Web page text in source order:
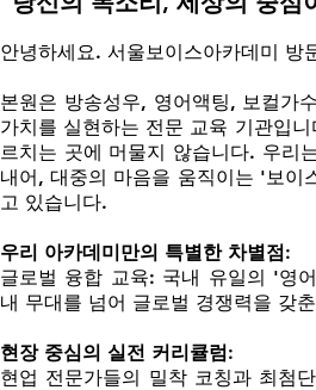
안녕하세요. 서울보이스아카데미 방
본원은 방송성우, 영어액팅, 보컬가
가치를 실현하는 전문 교육 기관입
르치는 곳에 머물지 않습니다. 우리
내어, 대중의 마음을 움직이는 '보이
고 있습니다.
우리 아카데미만의 특별한 차별점:
글로벌 융합 교육: 국내 유일의 '영
내 무대를 넘어 글로벌 경쟁력을 갖
현장 중심의 실전 커리큘럼:
현업 전문가들의 밀착 코칭과 최첨